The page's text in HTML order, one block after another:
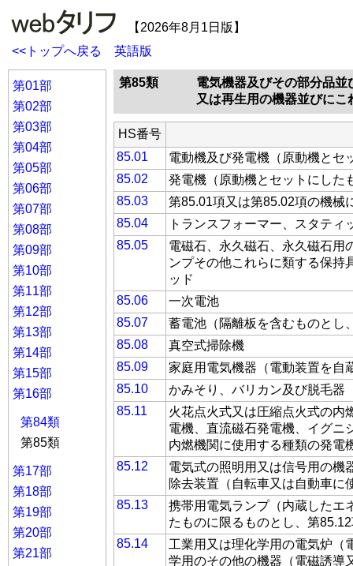
【2026年8月1日版】
<<トップへ戻る
英語版
第01部
第02部
第03部
第04部
第05部
第06部
第07部
第08部
第09部
第10部
第11部
第12部
第13部
第14部
第15部
第16部
第84類
第85類
第17部
第18部
第19部
第20部
第21部
第85類
電気機器及びその部分品
又は再生用の機器並びに
HS番号
85.01
電動機及び発電機（原動機とセ
85.02
発電機（原動機とセットにした
85.03
第85.01項又は第85.02項の機械
85.04
トランスフォーマー、スタテ
85.05
電磁石、永久磁石、永久磁石用
ンプその他これらに類する保持
ッド
85.06
一次電池
85.07
蓄電池（隔離板を含むものとし
85.08
真空式掃除機
85.09
家庭用電気機器（電動装置を自
85.10
かみそり、バリカン及び脱毛器
85.11
火花点火式又は圧縮点火式の内
電機、直流磁石発電機、イグニ
内燃機関に使用する種類の発電
85.12
電気式の照明用又は信号用の機
除去装置（自転車又は自動車に
85.13
携帯用電気ランプ（内蔵したエ
たものに限るものとし、第
85.14
工業用又は理化学用の電気炉（
学用のその他の機器（電磁誘導